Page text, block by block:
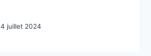
juillet 2024